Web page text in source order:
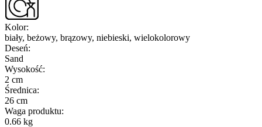
Kolor:
biały, beżowy, brązowy, niebieski, wielokolorowy
Deseń:
Sand
Wysokość:
2 cm
Średnica:
26 cm
Waga produktu:
0.66 kg